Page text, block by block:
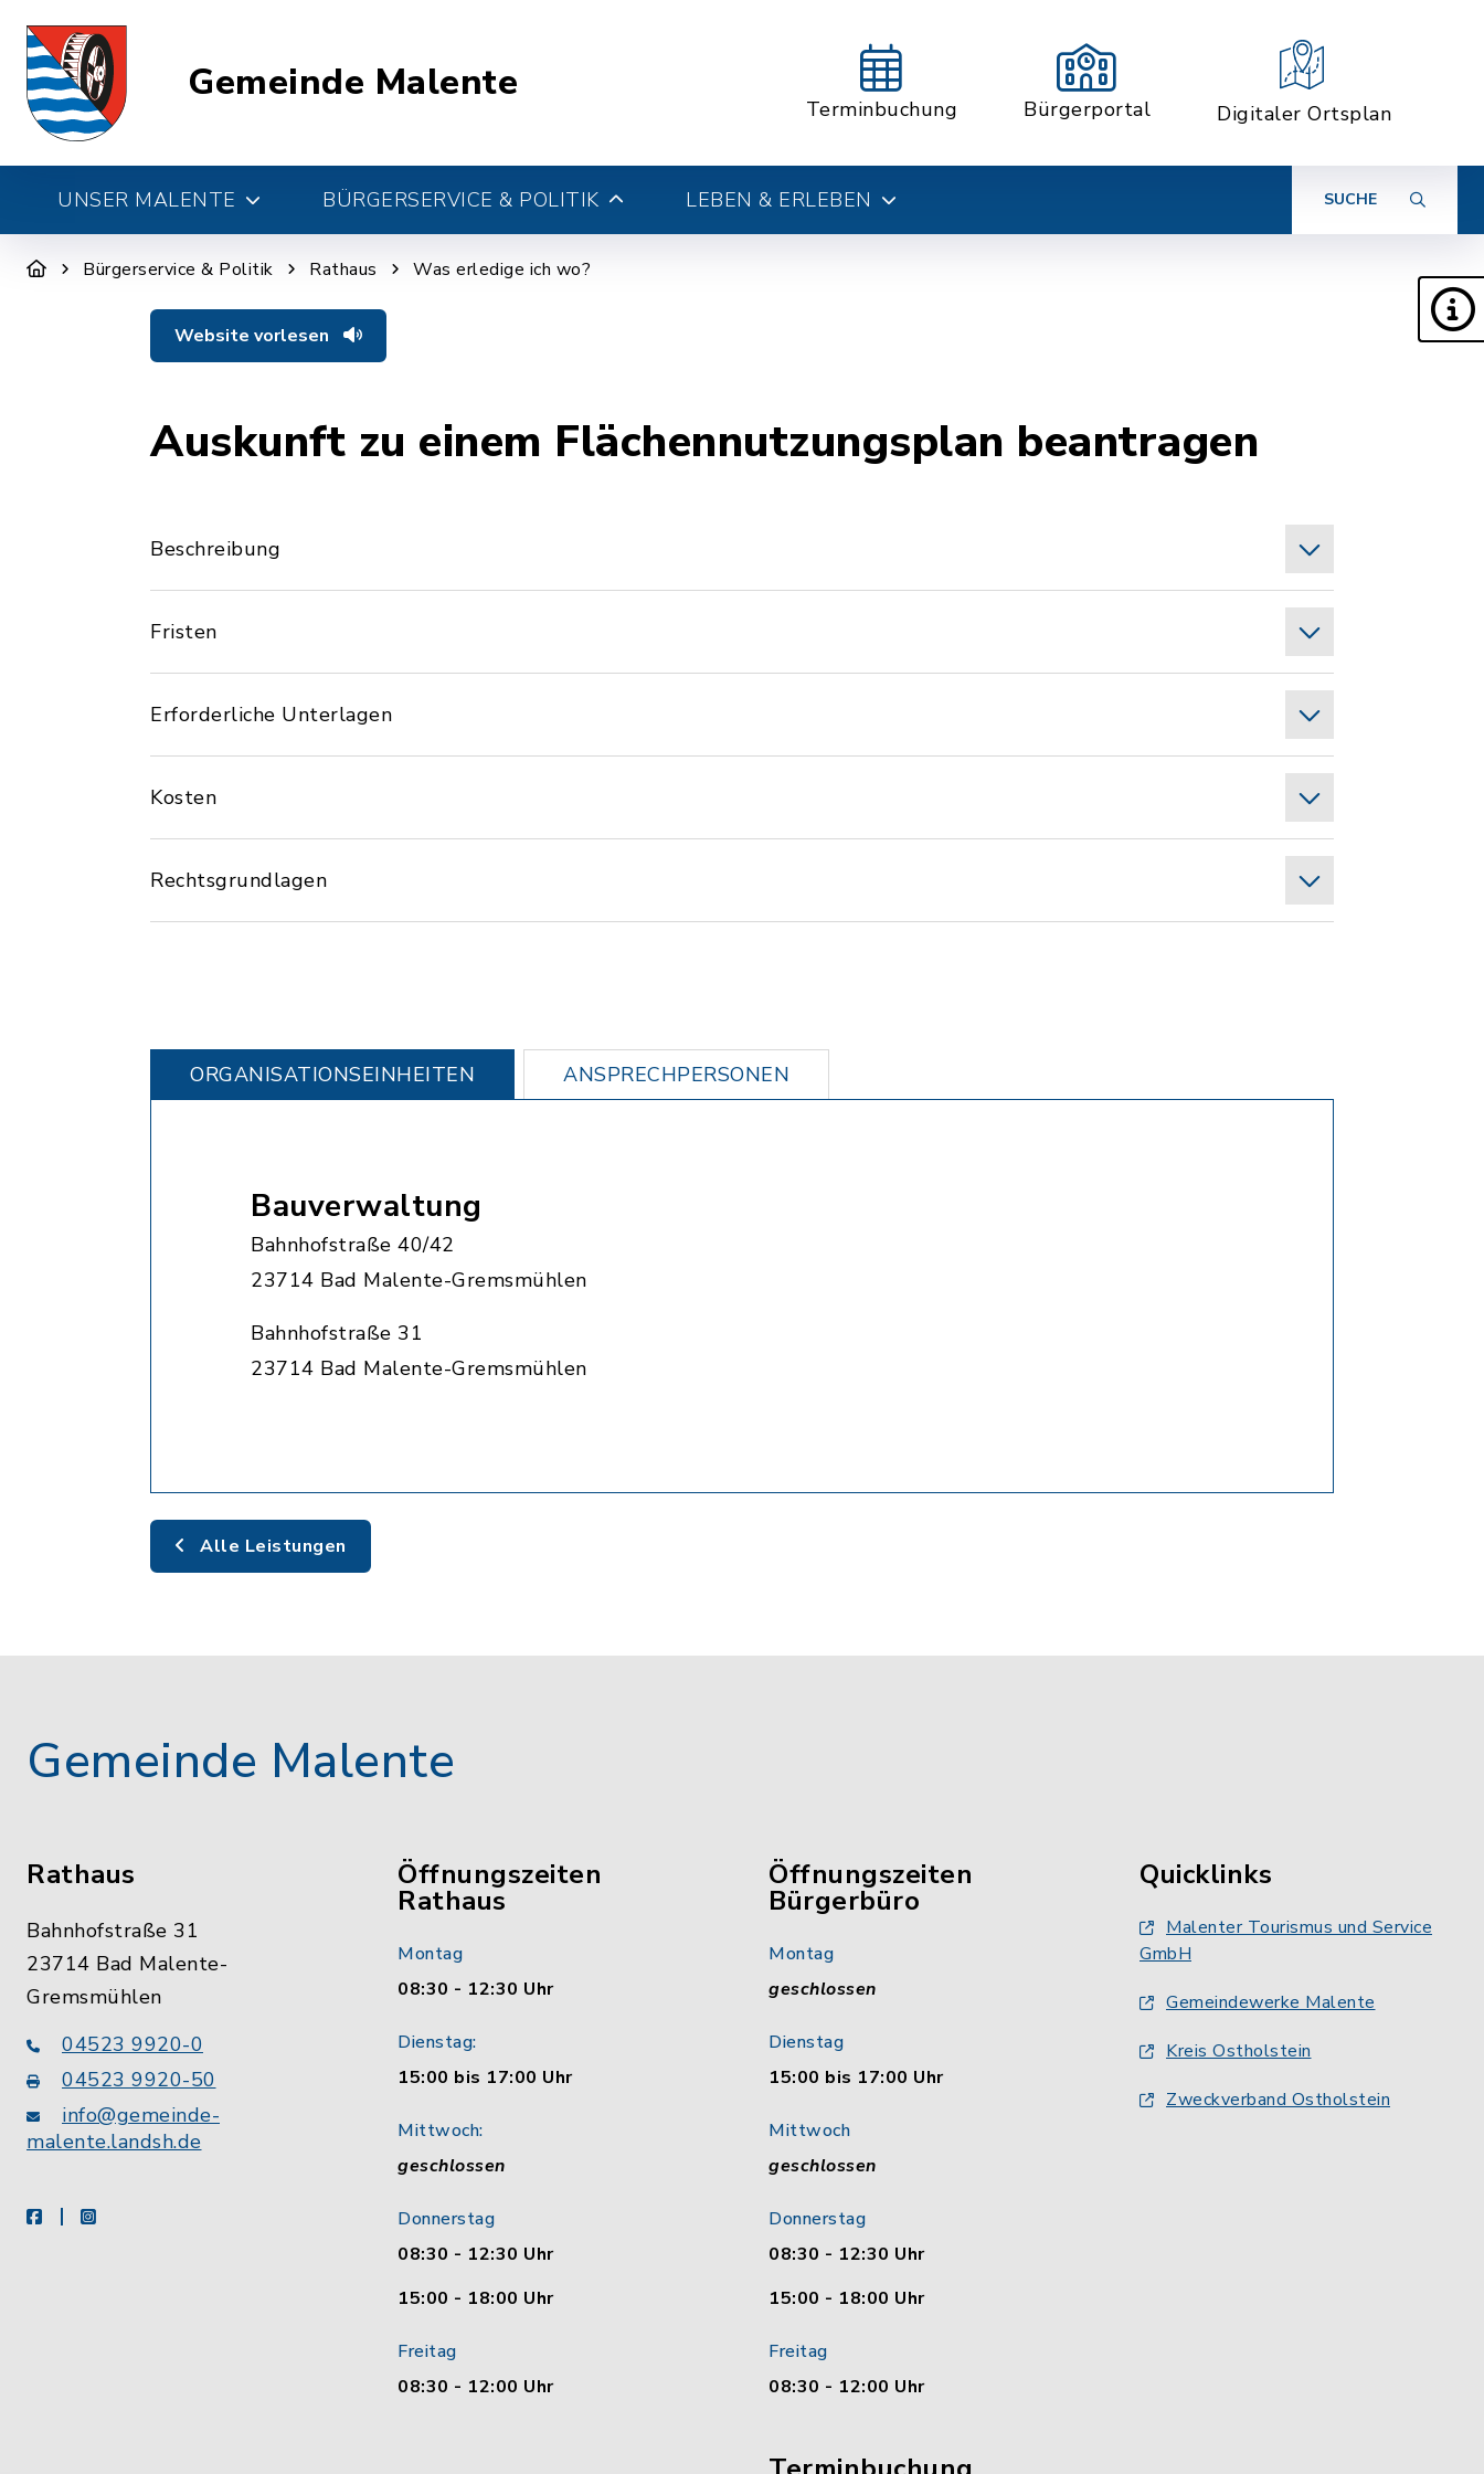
Gemeinde Malente
Terminbuchung Bürgerportal Digitaler Ortsplan
UNSER MALENTE BÜRGERSERVICE & POLITIK LEBEN & ERLEBEN SUCHE
Bürgerservice & Politik Rathaus Was erledige ich wo?
Website vorlesen
Auskunft zu einem Flächennutzungsplan beantragen
Beschreibung
Fristen
Erforderliche Unterlagen
Kosten
Rechtsgrundlagen
ORGANISATIONS­EINHEITEN ANSPRECHPERSONEN
Bauverwaltung
Bahnhofstraße 40/42
23714 Bad Malente-Gremsmühlen
Bahnhofstraße 31
23714 Bad Malente-Gremsmühlen
Alle Leistungen
Gemeinde Malente
Rathaus
Bahnhofstraße 31
23714 Bad Malente-
Gremsmühlen
04523 9920-0
04523 9920-50
info@gemeinde-
malente.landsh.de
facebookinstagram
Öffnungszeiten
Rathaus
Montag
08:30 - 12:30 Uhr
Dienstag:
15:00 bis 17:00 Uhr
Mittwoch:
geschlossen
Donnerstag
08:30 - 12:30 Uhr
15:00 - 18:00 Uhr
Freitag
08:30 - 12:00 Uhr
Öffnungszeiten
Bürgerbüro
Montag
geschlossen
Dienstag
15:00 bis 17:00 Uhr
Mittwoch
geschlossen
Donnerstag
08:30 - 12:30 Uhr
15:00 - 18:00 Uhr
Freitag
08:30 - 12:00 Uhr
Quicklinks
Malenter Tourismus und Service
GmbH
Gemeindewerke Malente
Kreis Ostholstein
Zweckverband Ostholstein